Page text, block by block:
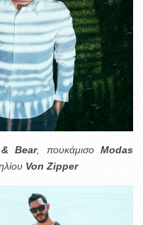
Bear, πουκάμισο Modas
Von Zipper